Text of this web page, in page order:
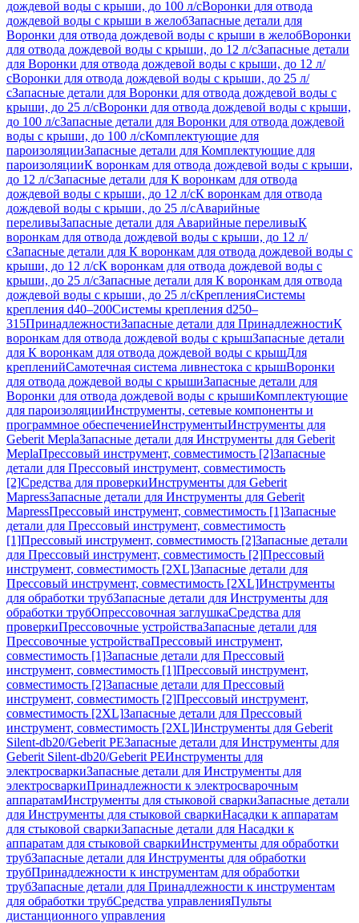
дождевой воды с крыши, до 100 л/сВоронки для отвода
дождевой воды с крыши в желобЗапасные детали для
Воронки для отвода дождевой воды с крыши в желобВоронки
для отвода дождевой воды с крыши, до 12 л/сЗапасные детали
для Воронки для отвода дождевой воды с крыши, до 12 л/
сВоронки для отвода дождевой воды с крыши, до 25 л/
сЗапасные детали для Воронки для отвода дождевой воды с
крыши, до 25 л/сВоронки для отвода дождевой воды с крыши,
до 100 л/сЗапасные детали для Воронки для отвода дождевой
воды с крыши, до 100 л/сКомплектующие для
пароизоляцииЗапасные детали для Комплектующие для
пароизоляцииК воронкам для отвода дождевой воды с крыши,
до 12 л/сЗапасные детали для К воронкам для отвода
дождевой воды с крыши, до 12 л/сК воронкам для отвода
дождевой воды с крыши, до 25 л/сАварийные
переливыЗапасные детали для Аварийные переливыК
воронкам для отвода дождевой воды с крыши, до 12 л/
сЗапасные детали для К воронкам для отвода дождевой воды с
крыши, до 12 л/сК воронкам для отвода дождевой воды с
крыши, до 25 л/сЗапасные детали для К воронкам для отвода
дождевой воды с крыши, до 25 л/сКрепленияСистемы
крепления d40–200Системы крепления d250–
315ПринадлежностиЗапасные детали для ПринадлежностиК
воронкам для отвода дождевой воды с крышЗапасные детали
для К воронкам для отвода дождевой воды с крышДля
крепленийСамотечная система ливнестока с крышВоронки
для отвода дождевой воды с крышиЗапасные детали для
Воронки для отвода дождевой воды с крышиКомплектующие
для пароизоляцииИнструменты, сетевые компоненты и
программное обеспечениеИнструментыИнструменты для
Geberit MeplaЗапасные детали для Инструменты для Geberit
MeplaПрессовый инструмент, совместимость [2]Запасные
детали для Прессовый инструмент, совместимость
[2]Средства для проверкиИнструменты для Geberit
MapressЗапасные детали для Инструменты для Geberit
MapressПрессовый инструмент, совместимость [1]Запасные
детали для Прессовый инструмент, совместимость
[1]Прессовый инструмент, совместимость [2]Запасные детали
для Прессовый инструмент, совместимость [2]Прессовый
инструмент, совместимость [2XL]Запасные детали для
Прессовый инструмент, совместимость [2XL]Инструменты
для обработки трубЗапасные детали для Инструменты для
обработки трубОпрессовочная заглушкаСредства для
проверкиПрессовочные устройстваЗапасные детали для
Прессовочные устройстваПрессовый инструмент,
совместимость [1]Запасные детали для Прессовый
инструмент, совместимость [1]Прессовый инструмент,
совместимость [2]Запасные детали для Прессовый
инструмент, совместимость [2]Прессовый инструмент,
совместимость [2XL]Запасные детали для Прессовый
инструмент, совместимость [2XL]Инструменты для Geberit
Silent-db20/Geberit PEЗапасные детали для Инструменты для
Geberit Silent-db20/Geberit PEИнструменты для
электросваркиЗапасные детали для Инструменты для
электросваркиПринадлежности к электросварочным
аппаратамИнструменты для стыковой сваркиЗапасные детали
для Инструменты для стыковой сваркиНасадки к аппаратам
для стыковой сваркиЗапасные детали для Насадки к
аппаратам для стыковой сваркиИнструменты для обработки
трубЗапасные детали для Инструменты для обработки
трубПринадлежности к инструментам для обработки
трубЗапасные детали для Принадлежности к инструментам
для обработки трубСредства управленияПульты
дистанционного управления